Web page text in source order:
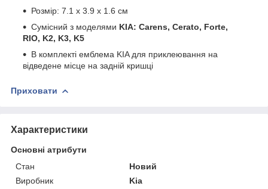
Розмір: 7.1 х 3.9 х 1.6 см
Сумісний з моделями KIA: Carens, Cerato, Forte,
RIO, K2, K3, K5
В комплекті емблема KIA для приклеювання на
відведене місце на задній кришці
Приховати
Характеристики
Основні атрибути
Стан
Новий
Виробник
Kia